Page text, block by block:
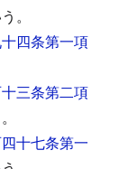
。
四条第一項
三条第二項
十七条第一